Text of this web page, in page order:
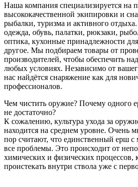
Наша компания специализируется на
высококачественной экипировки и
рыбалки, туризма и активного
одежда, обувь, палатки, рюкзаки,
оптика, кухонные принадлежности
другое. Мы подбираем товары от
производителей, чтобы обеспечить
любых условиях. Независимо от
нас найдётся снаряжение как для
профессионалов.
Чем чистить оружие? Почему одного
не достаточно?
К сожалению, культура ухода за
находится на среднем уровне. Очень
пор считают, что единственный ерш с
все проблемы. Это происходит от
химических и физических процессов,
проистекать внутри ствола уже с